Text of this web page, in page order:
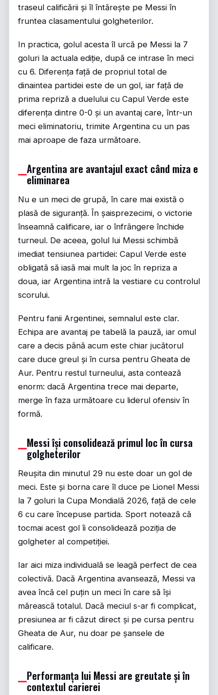
traseul calificării și îl întărește pe Messi în
fruntea clasamentului golgheterilor.
In practica, golul acesta îl urcă pe Messi la 7
goluri la actuala ediție, după ce intrase în meci
cu 6. Diferența față de propriul total de
dinaintea partidei este de un gol, iar față de
prima repriză a duelului cu Capul Verde este
diferența dintre 0-0 și un avantaj care, într-un
meci eliminatoriu, trimite Argentina cu un pas
mai aproape de faza următoare.
Argentina are avantajul exact când miza e
eliminarea
Nu e un meci de grupă, în care mai există o
plasă de siguranță. În șaisprezecimi, o victorie
înseamnă calificare, iar o înfrângere închide
turneul. De aceea, golul lui Messi schimbă
imediat tensiunea partidei: Capul Verde este
obligată să iasă mai mult la joc în repriza a
doua, iar Argentina intră la vestiare cu controlul
scorului.
Pentru fanii Argentinei, semnalul este clar.
Echipa are avantaj pe tabelă la pauză, iar omul
care a decis până acum este chiar jucătorul
care duce greul și în cursa pentru Gheata de
Aur. Pentru restul turneului, asta contează
enorm: dacă Argentina trece mai departe,
merge în faza următoare cu liderul ofensiv în
formă.
Messi își consolidează primul loc în cursa
golgheterilor
Reușita din minutul 29 nu este doar un gol de
meci. Este și borna care îl duce pe Lionel Messi
la 7 goluri la Cupa Mondială 2026, față de cele
6 cu care începuse partida. Sport notează că
tocmai acest gol îi consolidează poziția de
golgheter al competiției.
Iar aici miza individuală se leagă perfect de cea
colectivă. Dacă Argentina avansează, Messi va
avea încă cel puțin un meci în care să își
mărească totalul. Dacă meciul s-ar fi complicat,
presiunea ar fi căzut direct și pe cursa pentru
Gheata de Aur, nu doar pe șansele de
calificare.
Performanța lui Messi are greutate și în
contextul carierei